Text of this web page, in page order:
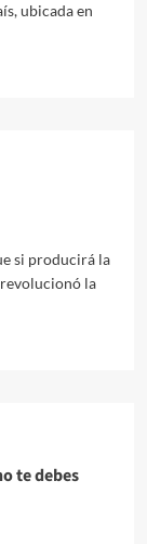
ubicada en
si producirá la
la
te debes